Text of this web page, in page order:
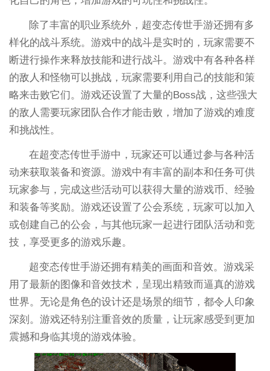
除了丰富的职业系统外，超变态传世手游还拥有多
样化的战斗系统。游戏中的战斗是实时的，玩家需要不
断进行操作来释放技能和进行战斗。游戏中有各种各样
的敌人和怪物可以挑战，玩家需要利用自己的技能和策
略来击败它们。游戏还设置了大量的Boss战，这些强大
的敌人需要玩家团队合作才能击败，增加了游戏的难度
和挑战性。
在超变态传世手游中，玩家还可以通过参与各种活
动来获取装备和资源。游戏中有丰富的副本和任务可供
玩家参与，完成这些活动可以获得大量的游戏币、经验
和装备等奖励。游戏还设置了公会系统，玩家可以加入
或创建自己的公会，与其他玩家一起进行团队活动和竞
技，享受更多的游戏乐趣。
超变态传世手游还拥有精美的画面和音效。游戏采
用了最新的图像和音效技术，呈现出精致而逼真的游戏
世界。无论是角色的设计还是场景的细节，都令人印象
深刻。游戏还特别注重音效的质量，让玩家感受到更加
震撼和身临其境的游戏体验。